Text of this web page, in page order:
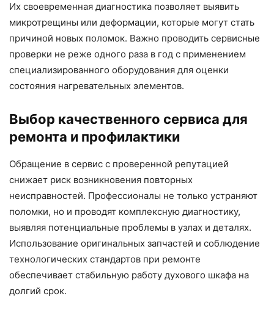
Их своевременная диагностика позволяет выявить
микротрещины или деформации, которые могут стать
причиной новых поломок. Важно проводить сервисные
проверки не реже одного раза в год с применением
специализированного оборудования для оценки
состояния нагревательных элементов.
Выбор качественного сервиса для
ремонта и профилактики
Обращение в сервис с проверенной репутацией
снижает риск возникновения повторных
неисправностей. Профессионалы не только устраняют
поломки, но и проводят комплексную диагностику,
выявляя потенциальные проблемы в узлах и деталях.
Использование оригинальных запчастей и соблюдение
технологических стандартов при ремонте
обеспечивает стабильную работу духового шкафа на
долгий срок.